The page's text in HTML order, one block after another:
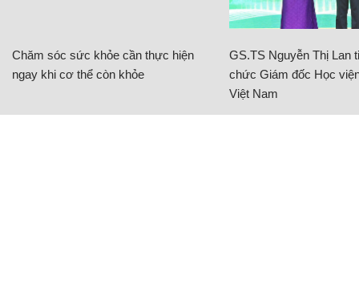
Chăm sóc sức khỏe cần thực hiện
ngay khi cơ thể còn khỏe
GS.TS Nguyễn Thị Lan
chức Giám đốc Học
Việt Nam